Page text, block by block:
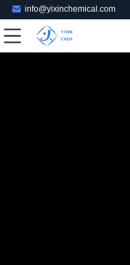
info@yixinchemical.com